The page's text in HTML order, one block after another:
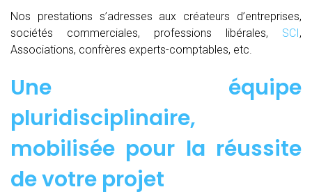
Nos prestations s’adresses aux créateurs d’entreprises,
sociétés commerciales, professions libérales, SCI,
Associations, confrères experts-comptables, etc.
Une équipe
pluridisciplinaire,
mobilisée pour la réussite
de votre projet